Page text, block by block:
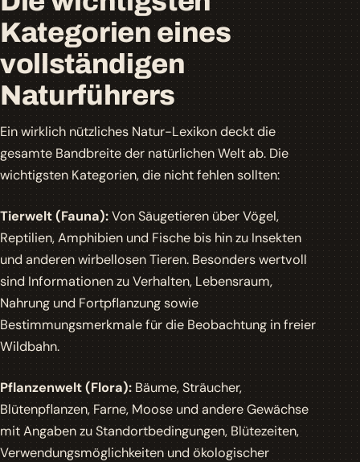
Kategorien eines
vollständigen
Naturführers
Ein wirklich nützliches Natur-Lexikon deckt die
gesamte Bandbreite der natürlichen Welt ab. Die
wichtigsten Kategorien, die nicht fehlen sollten:
Tierwelt (Fauna):Von Säugetieren über Vögel,
Reptilien, Amphibien und Fische bis hin zu Insekten
und anderen wirbellosen Tieren. Besonders wertvoll
sind Informationen zu Verhalten, Lebensraum,
Nahrung und Fortpflanzung sowie
Bestimmungsmerkmale für die Beobachtung in freier
Wildbahn.
Pflanzenwelt (Flora):Bäume, Sträucher,
Blütenpflanzen, Farne, Moose und andere Gewächse
mit Angaben zu Standortbedingungen, Blütezeiten,
Verwendungsmöglichkeiten und ökologischer